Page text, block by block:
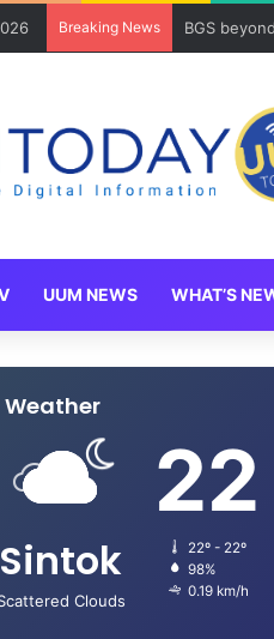
Breaking News BGS
UUM NEWS WHAT’S
Weather
Sintok
Clouds
22
22º - 22º
98%
0.19 km/h